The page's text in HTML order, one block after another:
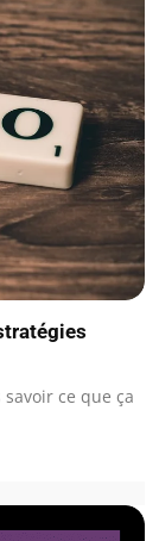
ce que ça